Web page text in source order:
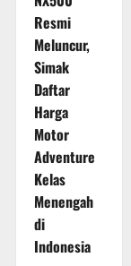
Resmi
Meluncur,
Simak
Daftar
Harga
Motor
Adventure
Kelas
Menengah
di
Indonesia